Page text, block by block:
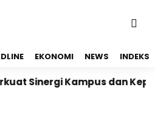
EKONOMI NEWS INDEKS
Kampus dan Kepolisian